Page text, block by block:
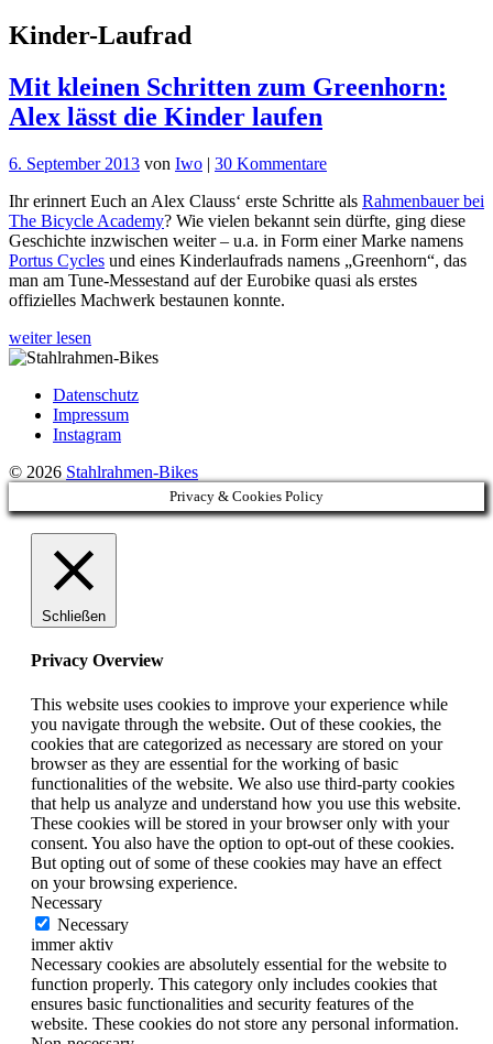
Kinder-Laufrad
Mit kleinen Schritten zum Greenhorn:
Alex lässt die Kinder laufen
6. September 2013 von Iwo | 30 Kommentarezu
kleinen
Schritten
zum
Greenhorn:
Alex
Ihr erinnert Euch an Alex Clauss‘ erste Schritte als Rahmenbauer bei
The Bicycle Academy? Wie vielen bekannt sein dürfte, ging diese
Geschichte inzwischen weiter – u.a. in Form einer Marke namens
Portus Cycles und eines Kinderlaufrads namens „Greenhorn“, das
man am Tune-Messestand auf der Eurobike quasi als erstes
offizielles Machwerk bestaunen konnte.
weiter lesen
Datenschutz
Impressum
Instagram
© 2026 Stahlrahmen-Bikes
Privacy & Cookies Policy
Schließen
Privacy Overview
This website uses cookies to improve your experience while
you navigate through the website. Out of these cookies, the
cookies that are categorized as necessary are stored on your
browser as they are essential for the working of basic
functionalities of the website. We also use third-party cookies
that help us analyze and understand how you use this website.
These cookies will be stored in your browser only with your
consent. You also have the option to opt-out of these cookies.
But opting out of some of these cookies may have an effect
on your browsing experience.
Necessary
Necessary
immer aktiv
Necessary cookies are absolutely essential for the website to
function properly. This category only includes cookies that
ensures basic functionalities and security features of the
website. These cookies do not store any personal information.